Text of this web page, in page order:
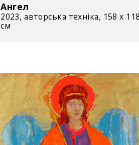
Ангел
2023, авторська техніка, 158 x 118
см